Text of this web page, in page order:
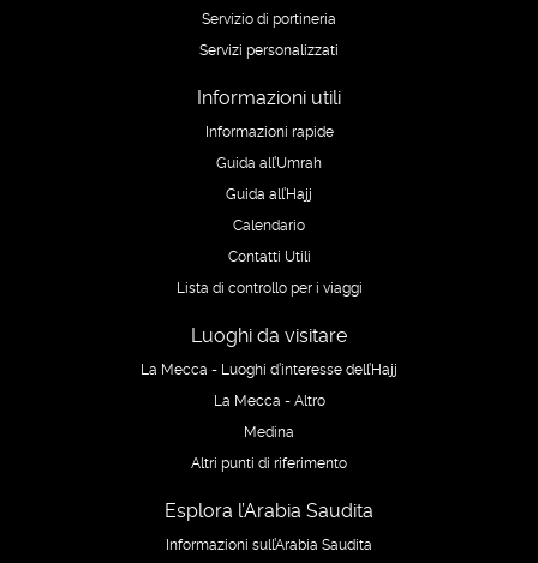
Servizio di portineria
Servizi personalizzati
Informazioni utili
Informazioni rapide
Guida all’Umrah
Guida all’Hajj
Calendario
Contatti Utili
Lista di controllo per i viaggi
Luoghi da visitare
La Mecca - Luoghi d’interesse dell’Hajj
La Mecca - Altro
Medina
Altri punti di riferimento
Esplora l’Arabia Saudita
Informazioni sull’Arabia Saudita